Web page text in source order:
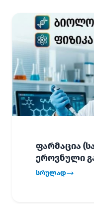
ფარმაცია
ეროვნული
სრულად